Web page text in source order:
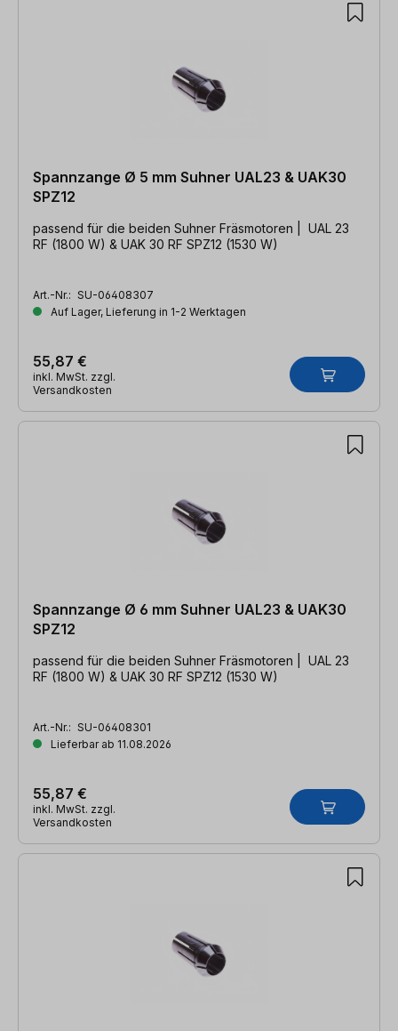
Spannzange Ø 5 mm Suhner UAL23 & UAK30
SPZ12
passend für die beiden Suhner Fräsmotoren | UAL 23
RF (1800 W) & UAK 30 RF SPZ12 (1530 W)
Art.-Nr.: SU-06408307
Auf Lager, Lieferung in 1-2 Werktagen
55,87 €
inkl. MwSt. zzgl.
Versandkosten
Spannzange Ø 6 mm Suhner UAL23 & UAK30
SPZ12
passend für die beiden Suhner Fräsmotoren | UAL 23
RF (1800 W) & UAK 30 RF SPZ12 (1530 W)
Art.-Nr.: SU-06408301
Lieferbar ab 11.08.2026
55,87 €
inkl. MwSt. zzgl.
Versandkosten